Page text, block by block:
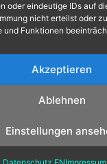
oder eindeutige IDs auf
nicht erteilst oder
und Funktionen
Akzeptieren
Ablehnen
Einstellungen
info@viscon.de​
+49 [0]2845 8069-0​
Imprint|Privacy